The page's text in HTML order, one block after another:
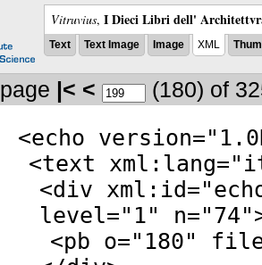
Vitruvius, I Dieci Libri dell'
Text Text Image Image XML
page |< < (180) of
<echo version="
<text xml:lang="
<div xml:id="
level=" 1" n="74
<pb o=" 180"